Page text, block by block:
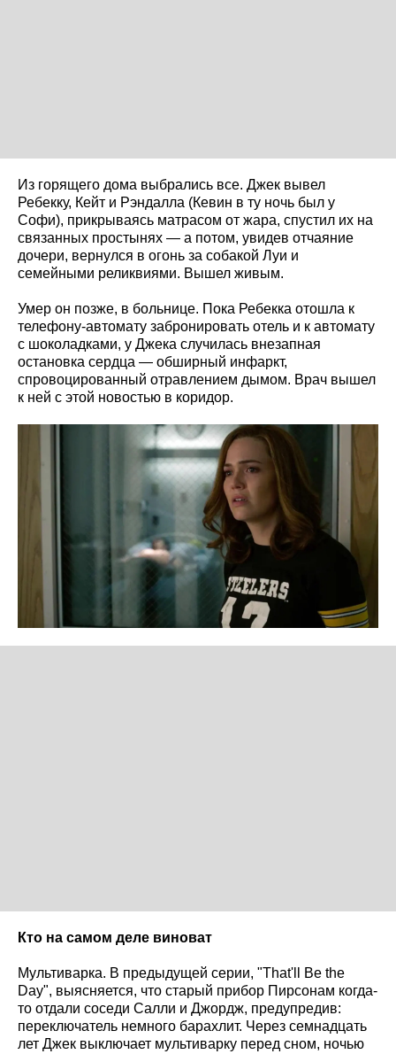
Из горящего дома выбрались все. Джек вывел
Ребекку, Кейт и Рэндалла (Кевин в ту ночь был у
Софи), прикрываясь матрасом от жара, спустил их на
связанных простынях — а потом, увидев отчаяние
дочери, вернулся в огонь за собакой Луи и
семейными реликвиями. Вышел живым.
Умер он позже, в больнице. Пока Ребекка отошла к
телефону-автомату забронировать отель и к автомату
с шоколадками, у Джека случилась внезапная
остановка сердца — обширный инфаркт,
спровоцированный отравлением дымом. Врач вышел
к ней с этой новостью в коридор.
Кто на самом деле виноват
Мультиварка. В предыдущей серии, "That'll Be the
Day", выясняется, что старый прибор Пирсонам когда-
то отдали соседи Салли и Джордж, предупредив:
переключатель немного барахлит. Через семнадцать
лет Джек выключает мультиварку перед сном, ночью